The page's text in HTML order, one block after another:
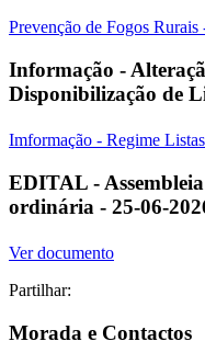
Prevenção de Fogos
Informação -
Disponibilização de
Imformação - Regime
EDITAL - Assembleia
ordinária - 25-06-
Ver documento
Partilhar:
Morada e Contactos